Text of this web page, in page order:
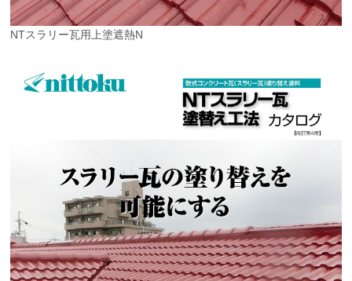
NTスラリー瓦用上塗遮熱N